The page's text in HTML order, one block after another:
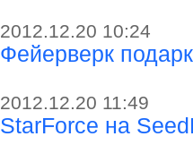
2012.12.20 10:24
Фейерверк
2012.12.20 11:49
StarForce на